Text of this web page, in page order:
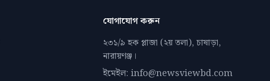
যোগাযোগ করুন
২৩১/৯ হক প্লাজা (২য় তলা), চাষাড়া,
নারায়ণঞ্জ।
ইমেইল: info@newsviewbd.com